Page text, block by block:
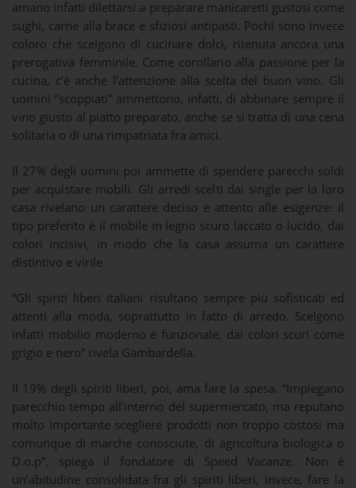
amano infatti dilettarsi a preparare manicaretti gustosi come
sughi, carne alla brace e sfiziosi antipasti. Pochi sono invece
coloro che scelgono di cucinare dolci, ritenuta ancora una
prerogativa femminile. Come corollario alla passione per la
cucina, c’è anche l’attenzione alla scelta del buon vino. Gli
uomini “scoppiati” ammettono, infatti, di abbinare sempre il
vino giusto al piatto preparato, anche se si tratta di una cena
solitaria o di una rimpatriata fra amici.
Il 27% degli uomini poi ammette di spendere parecchi soldi
per acquistare mobili. Gli arredi scelti dai single per la loro
casa rivelano un carattere deciso e attento alle esigenze: il
tipo preferito è il mobile in legno scuro laccato o lucido, dai
colori incisivi, in modo che la casa assuma un carattere
distintivo e virile.
“Gli spiriti liberi italiani risultano sempre più sofisticati ed
attenti alla moda, soprattutto in fatto di arredo. Scelgono
infatti mobilio moderno e funzionale, dai colori scuri come
grigio e nero” rivela Gambardella.
Il 19% degli spiriti liberi, poi, ama fare la spesa. “Impiegano
parecchio tempo all’interno del supermercato, ma reputano
molto importante scegliere prodotti non troppo costosi ma
comunque di marche conosciute, di agricoltura biologica o
D.o.p”, spiega il fondatore di Speed Vacanze. Non è
un’abitudine consolidata fra gli spiriti liberi, invece, fare la